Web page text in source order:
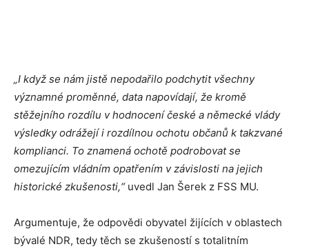
„I když se nám jistě nepodařilo podchytit všechny
významné proměnné, data napovídají, že kromě
stěžejního rozdílu v hodnocení české a německé vlády
výsledky odrážejí i rozdílnou ochotu občanů k takzvané
komplianci. To znamená ochotě podrobovat se
omezujícím vládním opatřením v závislosti na jejich
historické zkušenosti,“uvedl Jan Šerek z FSS MU.
Argumentuje, že odpovědi obyvatel žijících v oblastech
bývalé NDR, tedy těch se zkušeností s totalitním